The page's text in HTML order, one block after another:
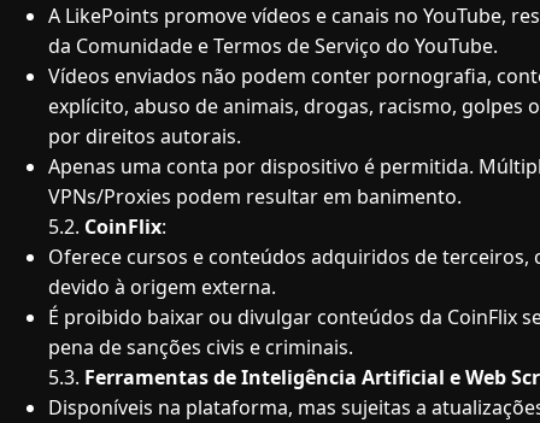
A LikePoints promove vídeos e canais no YouTube,
da Comunidade e Termos de Serviço do YouTube.
Vídeos enviados não podem conter pornografia,
explícito, abuso de animais, drogas, racismo, golpes
por direitos autorais.
Apenas uma conta por dispositivo é permitida.
VPNs/Proxies podem resultar em banimento.
5.2. CoinFlix:
Oferece cursos e conteúdos adquiridos de
devido à origem externa.
É proibido baixar ou divulgar conteúdos da CoinFlix
pena de sanções civis e criminais.
5.3. Ferramentas de Inteligência Artificial e Web
Disponíveis na plataforma, mas sujeitas a